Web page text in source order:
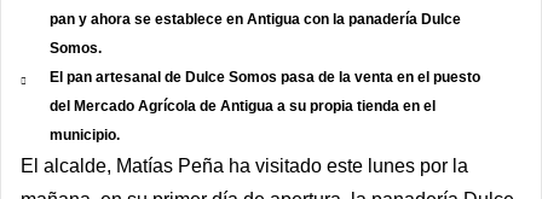
pan y ahora se establece en Antigua con la panadería Dulce
Somos.
El pan artesanal de Dulce Somos pasa de la venta en el puesto
del Mercado Agrícola de Antigua a su propia tienda en el
municipio.
El alcalde, Matías Peña ha visitado este lunes por la